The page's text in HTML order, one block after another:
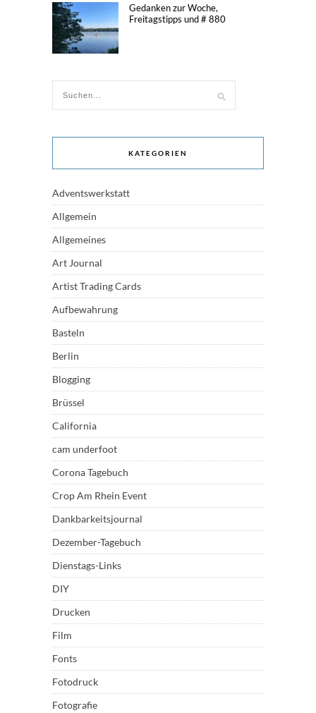
Gedanken zur Woche,
Freitagstipps und # 880
KATEGORIEN
Adventswerkstatt
Allgemein
Allgemeines
Art Journal
Artist Trading Cards
Aufbewahrung
Basteln
Berlin
Blogging
Brüssel
California
cam underfoot
Corona Tagebuch
Crop Am Rhein Event
Dankbarkeitsjournal
Dezember-Tagebuch
Dienstags-Links
DIY
Drucken
Film
Fonts
Fotodruck
Fotografie